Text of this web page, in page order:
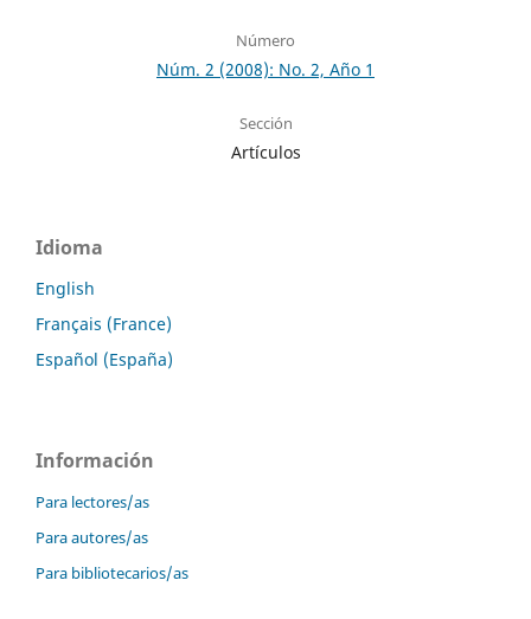
Número
Núm. 2 (2008): No. 2, Año 1
Sección
Artículos
Idioma
English
Français (France)
Español (España)
Información
Para lectores/as
Para autores/as
Para bibliotecarios/as